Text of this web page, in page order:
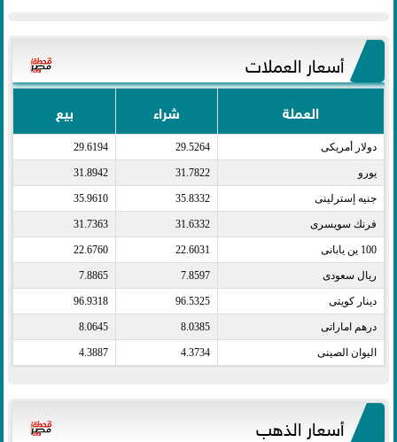
أسعار العملات
العملة شراء بيع
دولار أمريكى​ 29.5264
29.6194
يورو​ 31.7822
31.8942
جنيه إسترلينى​ 35.8332
35.9610
فرنك سويسرى​ 31.6332
31.7363
100 ين يابانى​ 22.6031
22.6760
ريال سعودى​ 7.8597
7.8865
دينار كويتى​ 96.5325
96.9318
درهم اماراتى​ 8.0385
8.0645
اليوان الصينى​ 4.3734
4.3887
أسعار الذهب